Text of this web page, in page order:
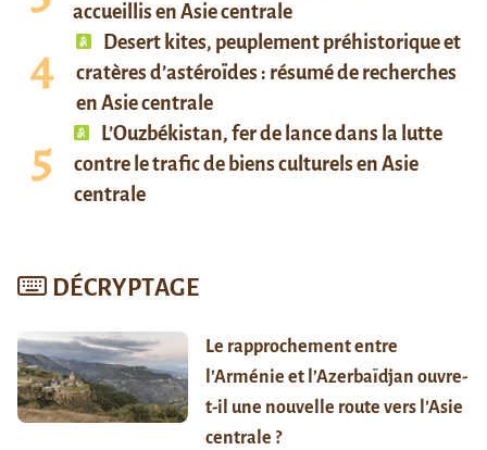
accueillis en Asie centrale
Desert kites, peuplement préhistorique et
cratères d’astéroïdes : résumé de recherches
en Asie centrale
L’Ouzbékistan, fer de lance dans la lutte
contre le trafic de biens culturels en Asie
centrale
DÉCRYPTAGE
Le rapprochement entre
l’Arménie et l’Azerbaïdjan ouvre-
t-il une nouvelle route vers l’Asie
centrale ?